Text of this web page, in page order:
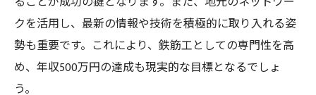
クを活用し、最新の情報や技術を積極的に取り入れる姿
勢も重要です。これにより、鉄筋工としての専門性を高
め、年収500万円の達成も現実的な目標となるでしょ
う。